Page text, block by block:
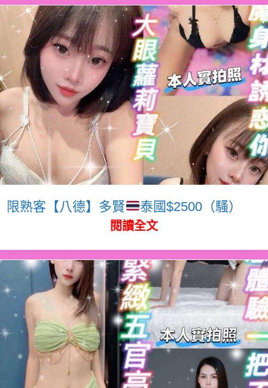
限熟客【八德】多賢 泰國$2500（騷）
閱讀全文